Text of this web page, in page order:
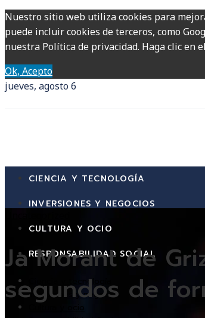
Nuestro sitio web utiliza cookies para
puede incluir cookies de terceros, como
nuestra Política de privacidad. Haga clic en
Ok, Acepto
jueves, agosto 6
CIENCIA Y TECNOLOGÍA
INVERSIONES Y NEGOCIOS
CULTURA Y OCIO
RESPONSABILIDAD SOCIAL
Ciencia y tecnología
Inversiones y negocios
Cultura y ocio
Ja Morant de
segundos de